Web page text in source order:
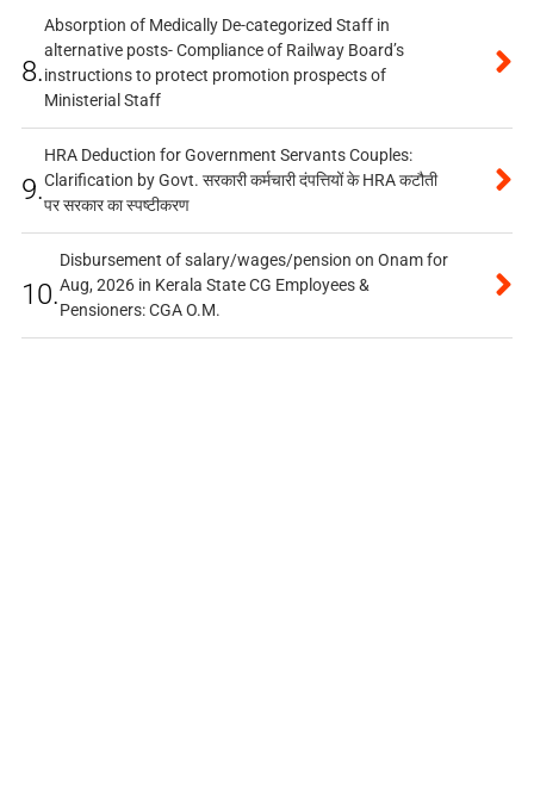
8.
Absorption of Medically De-categorized Staff in
alternative posts- Compliance of Railway Board’s
instructions to protect promotion prospects of
Ministerial Staff
9.
HRA Deduction for Government Servants Couples:
Clarification by Govt. सरकारी कर्मचारी दंपत्तियों के HRA कटौती
पर सरकार का स्पष्टीकरण
10.
Disbursement of salary/wages/pension on Onam for
Aug, 2026 in Kerala State CG Employees &
Pensioners: CGA O.M.